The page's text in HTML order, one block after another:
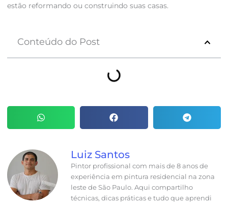
estão reformando ou construindo suas casas.
Conteúdo do Post
Luiz Santos
Pintor profissional com mais de 8 anos de
experiência em pintura residencial na zona
leste de São Paulo. Aqui compartilho
técnicas, dicas práticas e tudo que aprendi